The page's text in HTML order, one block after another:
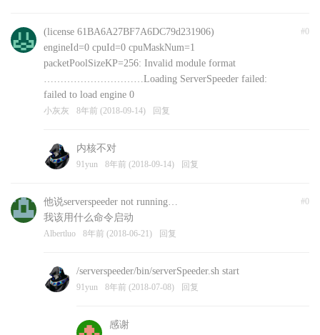
#0
(license 61BA6A27BF7A6DC79d231906)
engineId=0 cpuId=0 cpuMaskNum=1
packetPoolSizeKP=256: Invalid module format
…………………………Loading ServerSpeeder failed:
failed to load engine 0
小灰灰 8年前 (2018-09-14) 回复
内核不对
91yun 8年前 (2018-09-14) 回复
#0
他说serverspeeder not running…
我该用什么命令启动
Albertluo 8年前 (2018-06-21) 回复
/serverspeeder/bin/serverSpeeder.sh start
91yun 8年前 (2018-07-08) 回复
感谢